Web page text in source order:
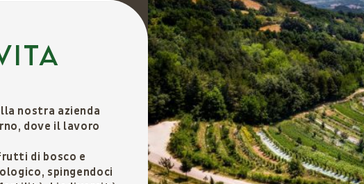
nostra azienda
dove il lavoro
di bosco e
spingendoci